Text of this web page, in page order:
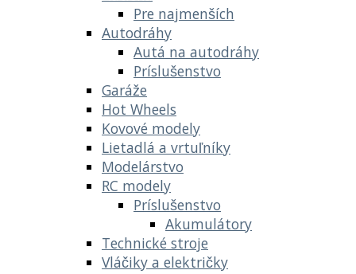
Pre najmenších
Autodráhy
Autá na autodráhy
Príslušenstvo
Garáže
Hot Wheels
Kovové modely
Lietadlá a vrtuľníky
Modelárstvo
RC modely
Príslušenstvo
Akumulátory
Technické stroje
Vláčiky a električky